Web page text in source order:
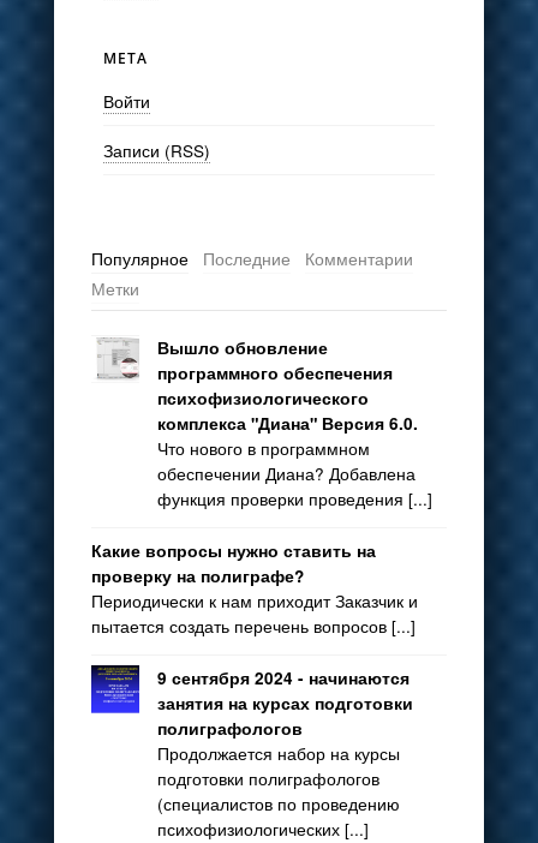
МЕТА
Войти
Записи (RSS)
Популярное Последние
Комментарии
Метки
Вышло обновление
программного обеспечения
психофизиологического
комплекса "Диана" Версия 6.0.
Что нового в программном
обеспечении Диана? Добавлена
функция проверки проведения [...]
Какие вопросы нужно ставить на
проверку на полиграфе?
Периодически к нам приходит Заказчик и
пытается создать перечень вопросов [...]
9 сентября 2024 - начинаются
занятия на курсах подготовки
полиграфологов
Продолжается набор на курсы
подготовки полиграфологов
(специалистов по проведению
психофизиологических [...]